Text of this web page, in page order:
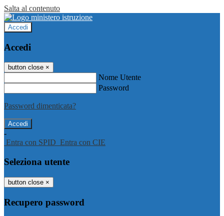
Salta al contenuto
Accedi
Accedi
button close ×
Nome Utente
Password
Password dimenticata?
-
Entra con SPID Entra con CIE
Seleziona utente
button close ×
Recupero password